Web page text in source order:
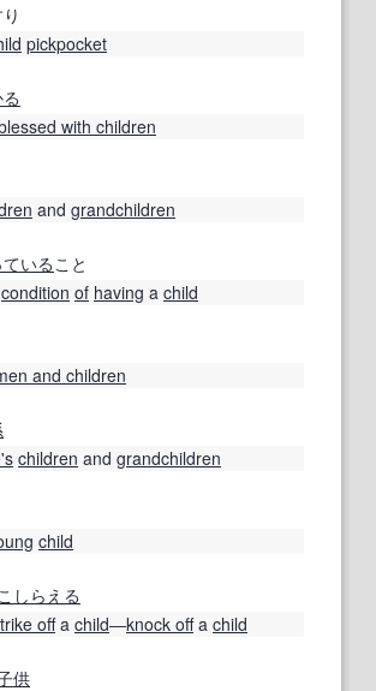
pickpocket
with children
and grandchildren
いる こと
condition of having a child
and children
children and grandchildren
child
こしらえる
offa child―knock offa child
供